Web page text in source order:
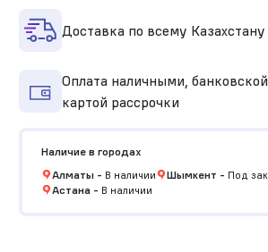
Доставка по всему Казахстану
Оплата наличными,
картой рассрочки
Наличие в городах
Алматы- В наличии Шымкент - Под
Астана- В наличии